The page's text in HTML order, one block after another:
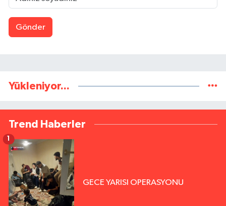
Gönder
Yükleniyor...
Trend Haberler
GECE YARISI OPERASYONU